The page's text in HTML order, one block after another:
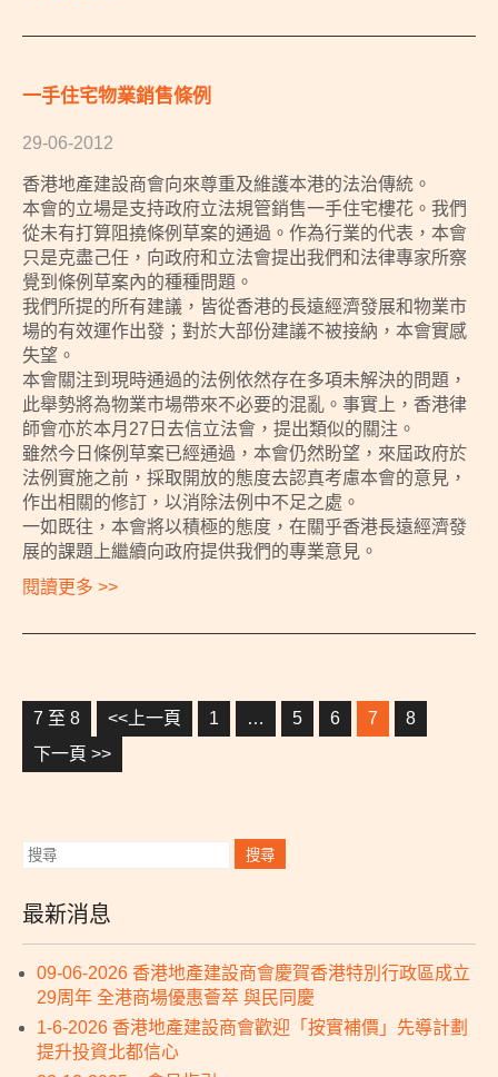
一手住宅物業銷售條例
29-06-2012
香港地產建設商會向來尊重及維護本港的法治傳統。
本會的立場是支持政府立法規管銷售一手住宅樓花。我們
從未有打算阻撓條例草案的通過。作為行業的代表，本會
只是克盡己任，向政府和立法會提出我們和法律專家所察
覺到條例草案內的種種問題。
我們所提的所有建議，皆從香港的長遠經濟發展和物業市
場的有效運作出發；對於大部份建議不被接納，本會實感
失望。
本會關注到現時通過的法例依然存在多項未解決的問題，
此舉勢將為物業市場帶來不必要的混亂。事實上，香港律
師會亦於本月27日去信立法會，提出類似的關注。
雖然今日條例草案已經通過，本會仍然盼望，來屆政府於
法例實施之前，採取開放的態度去認真考慮本會的意見，
作出相關的修訂，以消除法例中不足之處。
一如既往，本會將以積極的態度，在關乎香港長遠經濟發
展的課題上繼續向政府提供我們的專業意見。
閱讀更多 >>
7 至 8 <<上一頁 1 … 5 6 7
8
下一頁 >>
最新消息
09-06-2026 香港地產建設商會慶賀香港特別行政區成立
29周年 全港商場優惠薈萃 與民同慶
1-6-2026 香港地產建設商會歡迎「按實補價」先導計劃
提升投資北都信心